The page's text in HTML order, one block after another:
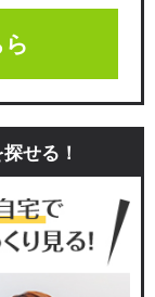
せる！